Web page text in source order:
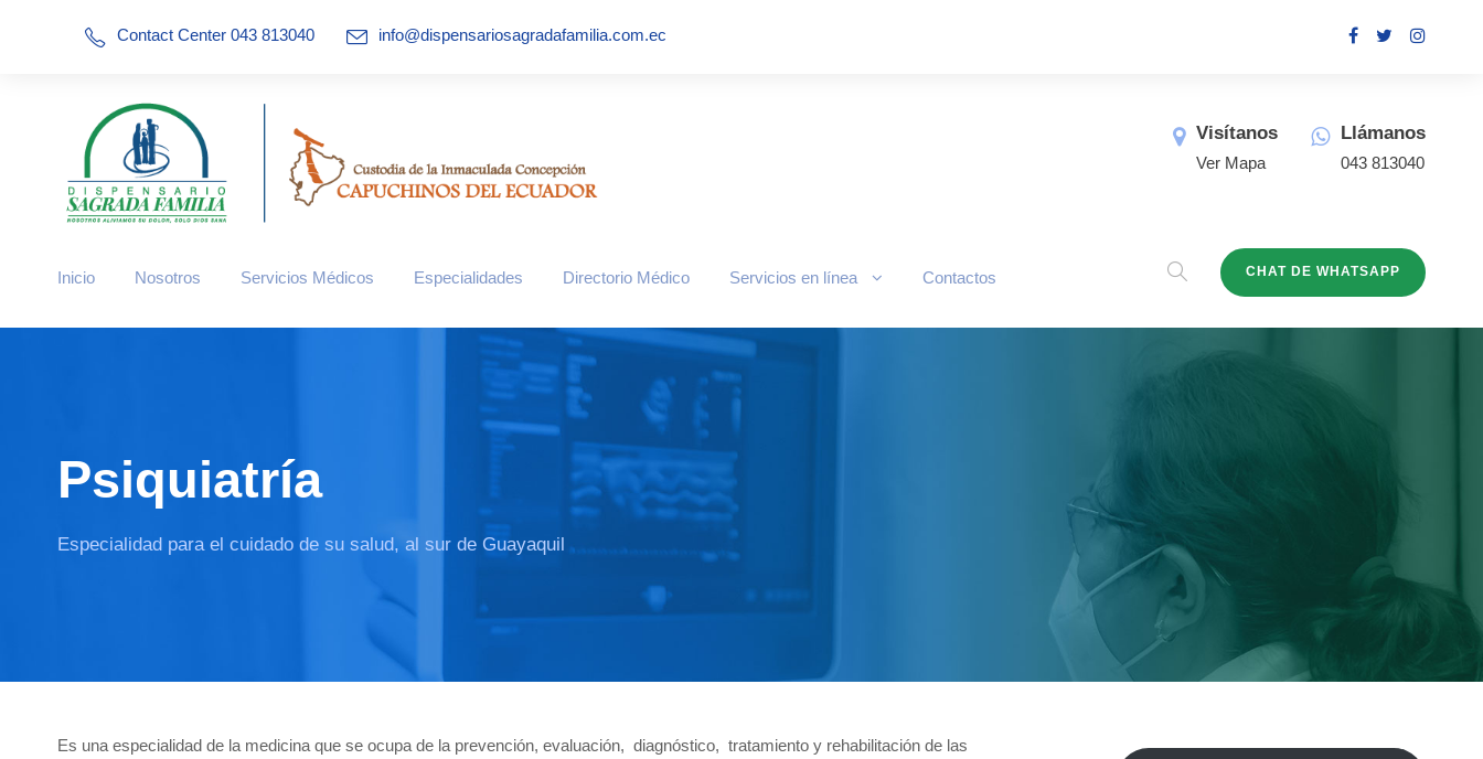
Contact Center 043 813040 info@dispensariosagradafamilia.com.ec
Visítanos
Ver Mapa
Llámanos
043 813040
Inicio Nosotros Servicios Médicos Especialidades Directorio Médico Servicios en línea Contactos CHAT DE WHATSAPP
Psiquiatría
Especialidad para el cuidado de su salud, al sur de Guayaquil
Es una especialidad de la medicina que se ocupa de la prevención, evaluación, diagnóstico, tratamiento y rehabilitación de las